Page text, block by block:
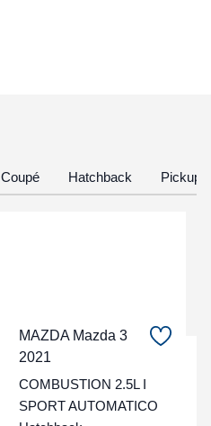
Coupé Hatchback Pickup
MAZDA Mazda 3
2021
COMBUSTION 2.5L I
SPORT AUTOMATICO